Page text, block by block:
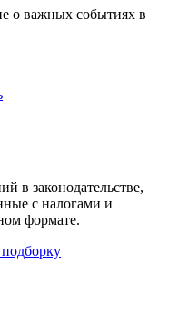
о важных событиях в
в законодательстве,
с налогами и
формате.
подборку